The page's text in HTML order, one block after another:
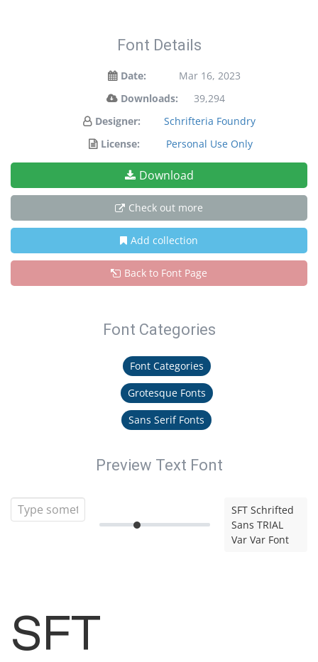
Font Details
Date:
Mar 16, 2023
Downloads:
39,294
Designer:
Schrifteria Foundry
License:
Personal Use Only
Download
Check out more
Add collection
Back to Font Page
Font Categories
Font Categories
Grotesque Fonts
Sans Serif Fonts
Preview Text Font
SFT Schrifted
Sans TRIAL
Var Var Font
SFT